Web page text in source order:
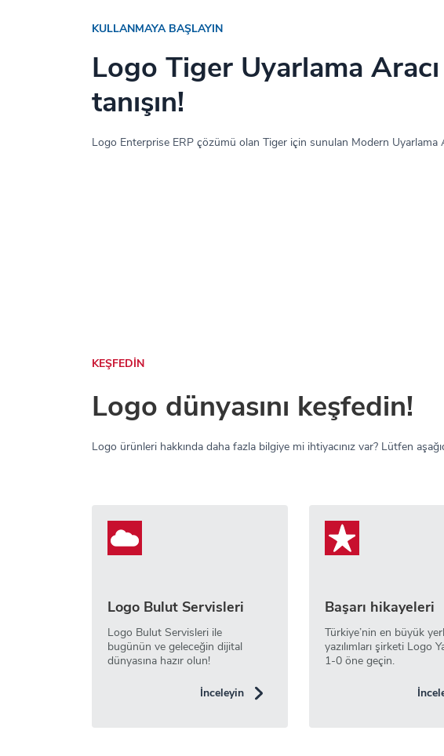
KULLANMAYA BAŞLAYIN
Logo Tiger Uyarlama
tanışın!
Logo Enterprise ERP çözümü olan Tiger için sunulan Modern Uyarlama
KEŞFEDİN
Logo dünyasını keşfedin!
Logo ürünleri hakkında daha fazla bilgiye mi ihtiyacınız var? Lütfen
Logo Bulut Servisleri
Logo Bulut Servisleri ile
bugünün ve geleceğin dijital
dünyasına hazır olun!
İnceleyin
Başarı hikayeleri
Türkiye’nin en büyük
yazılımları şirketi Logo
1-0 öne geçin.